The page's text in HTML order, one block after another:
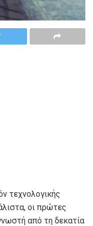
τεχνολογικής
οι πρώτες
από τη δεκατία